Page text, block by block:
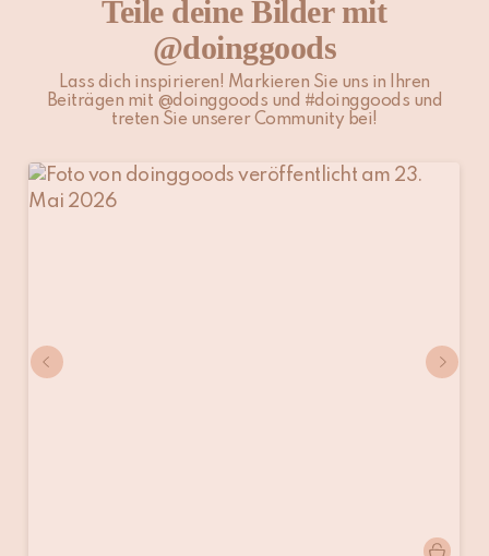
Für weitere Informationen besuche unsere Seite
Lieferung
Teile deine Bilder mit
@doinggoods
Lass dich inspirieren! Markieren Sie uns in Ihren
Beiträgen mit @doinggoods und #doinggoods und
treten Sie unserer Community bei!